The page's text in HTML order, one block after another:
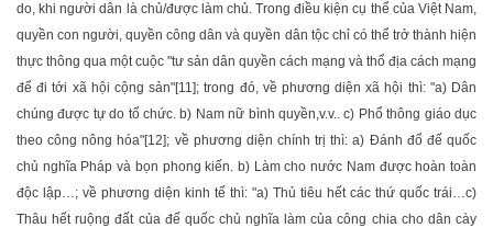
do, khi người dân là chủ/được làm chủ. Trong điều kiện cụ thể của Việt Nam,
quyền con người, quyền công dân và quyền dân tộc chỉ có thể trở thành hiện
thực thông qua một cuộc "tư sản dân quyền cách mạng và thổ địa cách mạng
để đi tới xã hội cộng sản"[11]; trong đó, về phương diện xã hội thì: "a) Dân
chúng được tự do tổ chức. b) Nam nữ bình quyền,v.v.. c) Phổ thông giáo dục
theo công nông hóa"[12]; về phương diện chính trị thì: a) Đánh đổ đế quốc
chủ nghĩa Pháp và bọn phong kiến. b) Làm cho nước Nam được hoàn toàn
độc lập…; về phương diện kinh tế thì: "a) Thủ tiêu hết các thứ quốc trái…c)
Thâu hết ruộng đất của đế quốc chủ nghĩa làm của công chia cho dân cày